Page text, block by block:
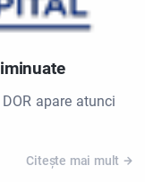
apare atunci
Citește mai mult